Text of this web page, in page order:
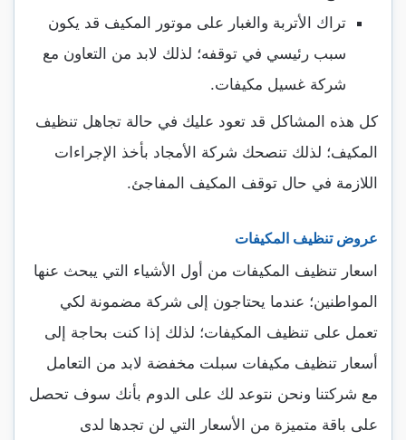
تراك الأتربة والغبار على موتور المكيف قد يكون
سبب رئيسي في توقفه؛ لذلك لابد من التعاون مع
شركة غسيل مكيفات.
كل هذه المشاكل قد تعود عليك في حالة تجاهل تنظيف
المكيف؛ لذلك تنصحك شركة الأمجاد بأخذ الإجراءات
اللازمة في حال توقف المكيف المفاجئ.
عروض تنظيف المكيفات
اسعار تنظيف المكيفات من أول الأشياء التي يبحث عنها
المواطنين؛ عندما يحتاجون إلى شركة مضمونة لكي
تعمل على تنظيف المكيفات؛ لذلك إذا كنت بحاجة إلى
أسعار تنظيف مكيفات سبلت مخفضة لابد من التعامل
مع شركتنا ونحن نتوعد لك على الدوم بأنك سوف تحصل
على باقة متميزة من الأسعار التي لن تجدها لدى